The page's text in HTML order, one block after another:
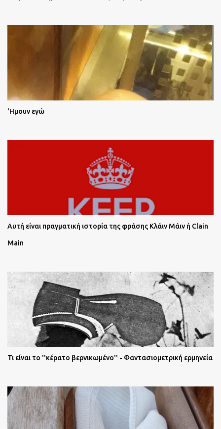
'Ημουν εγώ
Αυτή είναι πραγματική ιστορία της φράσης Κλάιν Μάιν ή Clain
Main
Τι είναι το ''κέρατο βερνικωμένο'' - Φαντασιομετρική ερμηνεία